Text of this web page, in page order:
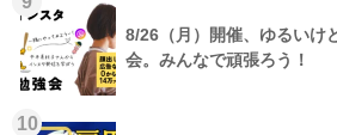
8/26（月）開催、ゆるいけ
会。みんなで頑張ろう！
10